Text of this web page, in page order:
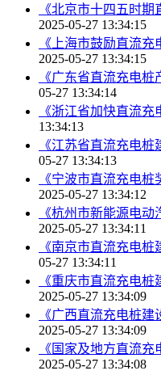
《北京市十四五时期
2025-05-27 13:34:15
《上海市鼓励直流充
2025-05-27 13:34:15
《广东省直流充电桩
05-27 13:34:14
《浙江省加快直流充
13:34:13
《江苏省直流充电桩
05-27 13:34:13
《宁波市直流充电桩
2025-05-27 13:34:12
《杭州市新能源电动
2025-05-27 13:34:11
《南京市直流充电桩
05-27 13:34:11
《重庆市直流充电桩
2025-05-27 13:34:09
《广西直流充电桩建
2025-05-27 13:34:09
《国家及地方直流充
2025-05-27 13:34:08